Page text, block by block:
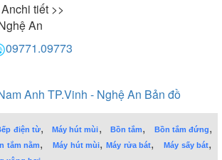
chi tiết >>
An
09771.09773
Anh TP.Vinh - Nghệ An Bản đồ
điện từ,Máy hút mùi, Bồn tắm, Bồn tắm đứng,
tắm nằm,Máy hút mùi,Máy rửa bát,Máy sấy bát,